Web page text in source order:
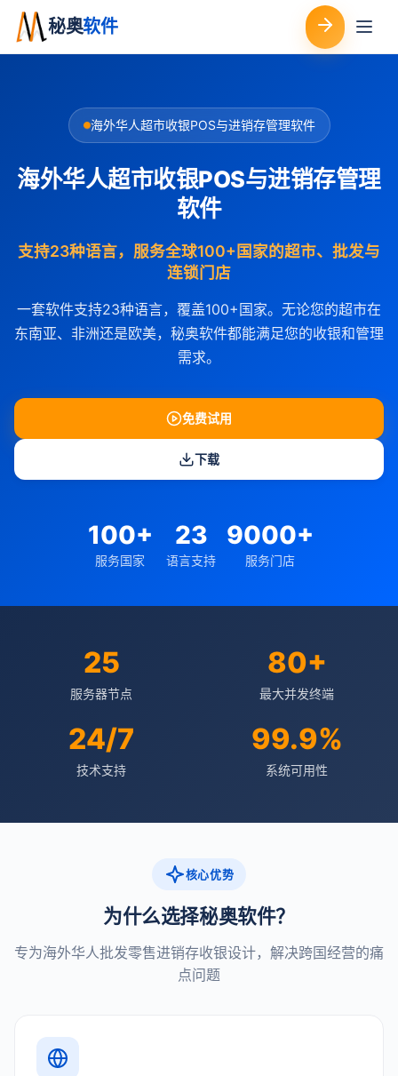
秘奥软件
海外华人超市收银POS与进销存管理软件
海外华人超市收银POS与进销存管理
软件
支持23种语言，服务全球100+国家的超市、批发与
连锁门店
一套软件支持23种语言，覆盖100+国家。无论您的超市在
东南亚、非洲还是欧美，秘奥软件都能满足您的收银和管理
需求。
免费试用
下载
100+
服务国家
23
语言支持
9000+
服务门店
25
服务器节点
80+
最大并发终端
24/7
技术支持
99.9%
系统可用性
核心优势
为什么选择秘奥软件？
专为海外华人批发零售进销存收银设计，解决跨国经营的痛
点问题